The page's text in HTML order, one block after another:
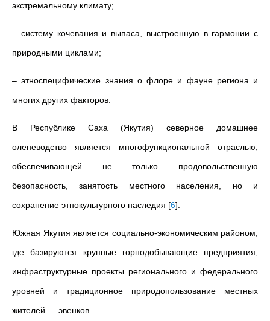
экстремальному климату;
– систему кочевания и выпаса, выстроенную в гармонии с
природными циклами;
– этноспецифические знания о флоре и фауне региона и
многих других факторов.
В Республике Саха (Якутия) северное домашнее
оленеводство является многофункциональной отраслью,
обеспечивающей не только продовольственную
безопасность, занятость местного населения, но и
сохранение этнокультурного наследия [6]
Южная Якутия является социально-экономическим районом,
где базируются крупные горнодобывающие предприятия,
инфраструктурные проекты регионального и федерального
уровней и традиционное природопользование местных
жителей — эвенков.